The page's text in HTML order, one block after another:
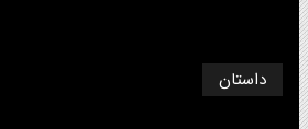
داستان